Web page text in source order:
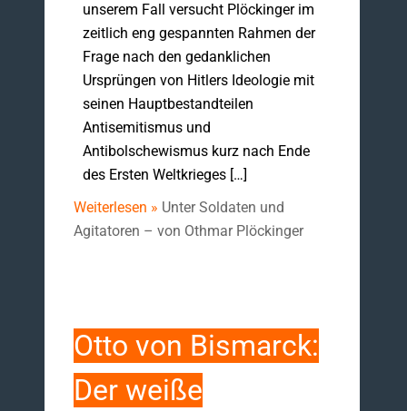
unserem Fall versucht Plöckinger im
zeitlich eng gespannten Rahmen der
Frage nach den gedanklichen
Ursprüngen von Hitlers Ideologie mit
seinen Hauptbestandteilen
Antisemitismus und
Antibolschewismus kurz nach Ende
des Ersten Weltkrieges […]
Weiterlesen » Unter Soldaten und
Agitatoren – von Othmar Plöckinger
Otto von Bismarck:
Der weiße